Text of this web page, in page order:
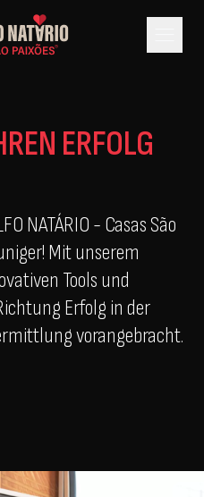
ERFOLG
NATÁRIO - Casas São
Mit unserem
Tools und
Erfolg in der
vorangebracht.